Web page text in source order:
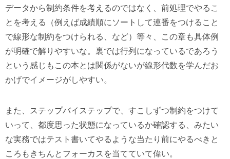
データから制約条件を考えるのではなく、前処理でやるこ
とを考える（例えば成績順にソートして連番をつけること
で線形な制約をつけられる、など）等々、この章も具体例
が明確で解りやすいな。裏では行列になっているであろう
という感じもこの本とは関係がないが線形代数を学んだお
かげでイメージがしやすい。
また、ステップバイステップで、すこしずつ制約をつけて
いって、都度思った状態になっているか確認する、みたい
な実務ではテスト書いてやるような当たり前にやるべきと
ころもきちんとフォーカスを当てていて偉い。